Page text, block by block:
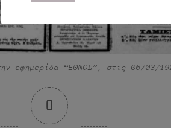
εφημερίδα “ΕΘΝΟΣ”, στις 06/03/
0